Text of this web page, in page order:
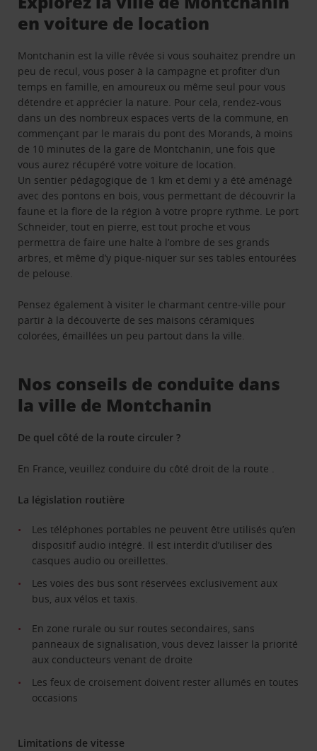
en voiture de location
Montchanin est la ville rêvée si vous souhaitez prendre un
peu de recul, vous poser à la campagne et profiter d’un
temps en famille, en amoureux ou même seul pour vous
détendre et apprécier la nature. Pour cela, rendez-vous
dans un des nombreux espaces verts de la commune, en
commençant par le marais du pont des Morands, à moins
de 10 minutes de la gare de Montchanin, une fois que
vous aurez récupéré votre voiture de location.
Un sentier pédagogique de 1 km et demi y a été aménagé
avec des pontons en bois, vous permettant de découvrir la
faune et la flore de la région à votre propre rythme. Le port
Schneider, tout en pierre, est tout proche et vous
permettra de faire une halte à l’ombre de ses grands
arbres, et même d’y pique-niquer sur ses tables entourées
de pelouse.
Pensez également à visiter le charmant centre-ville pour
partir à la découverte de ses maisons céramiques
colorées, émaillées un peu partout dans la ville.
Nos conseils de conduite dans
la ville de Montchanin
De quel côté de la route circuler ?
En France, veuillez conduire du côté droit de la route .
La législation routière
Les téléphones portables ne peuvent être utilisés qu’en
dispositif audio intégré. Il est interdit d’utiliser des
casques audio ou oreillettes.
Les voies des bus sont réservées exclusivement aux
bus, aux vélos et taxis.
En zone rurale ou sur routes secondaires, sans
panneaux de signalisation, vous devez laisser la priorité
aux conducteurs venant de droite
Les feux de croisement doivent rester allumés en toutes
occasions
Limitations de vitesse